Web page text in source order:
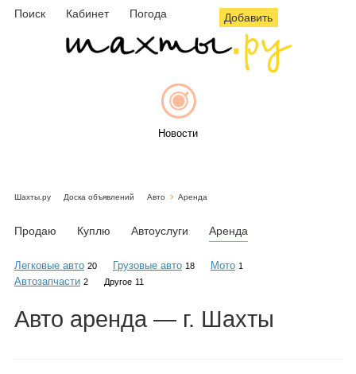
Поиск Кабинет Погода Добавить
Новости
Шахты.ру Доска объявлений Авто Аренда
Продаю Куплю Автоуслуги Аренда
Легковые авто 20 Грузовые авто 18 Мото 1
Автозапчасти 2 Другое 11
Авто аренда— г. Шахты